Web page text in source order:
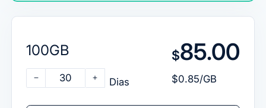
100GB
30 Dias
$85.00
$0.85/GB